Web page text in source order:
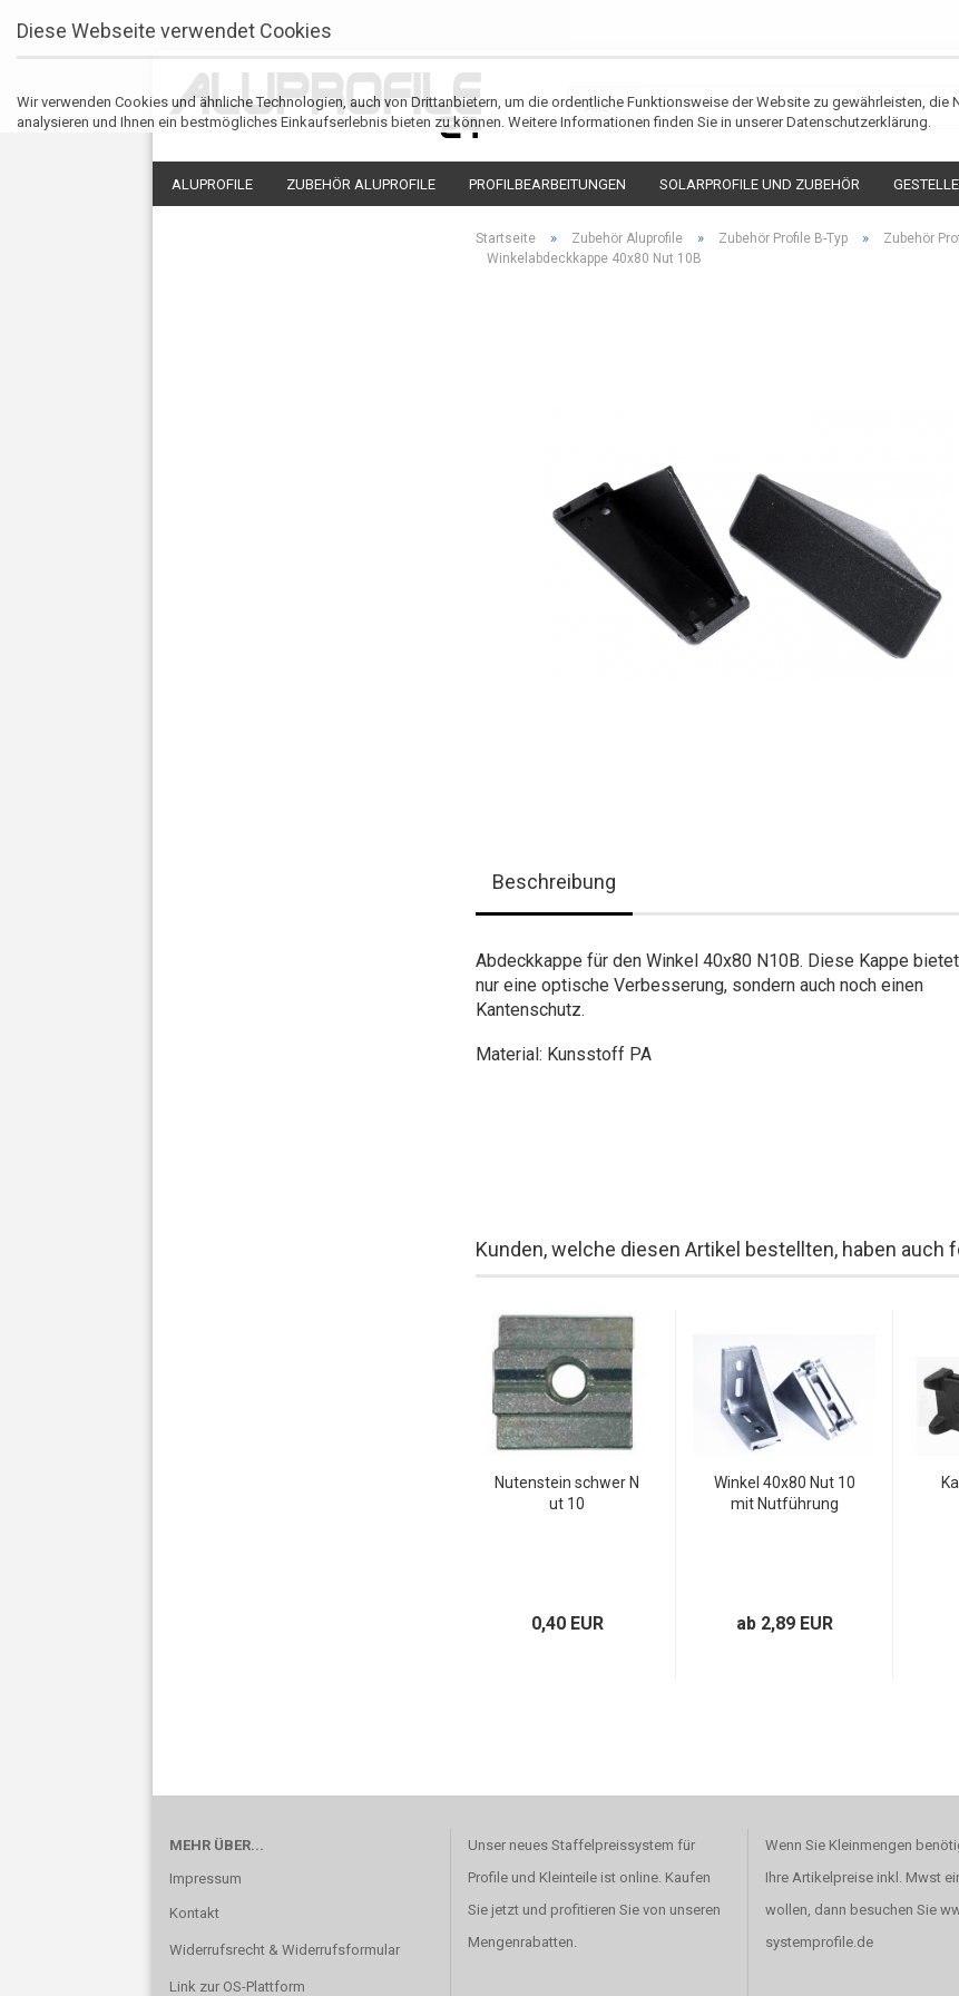
Alle
Diese Webseite verwendet Cookies
Wir verwenden Cookies und ähnliche Technologien, auch von Drittanbietern, um die ordentliche Funktionsweise der Website zu gewährleisten, die
analysieren und Ihnen ein bestmögliches Einkaufserlebnis bieten zu können. Weitere Informationen finden Sie in unserer Datenschutzerklärung.
ALUPROFILE ZUBEHÖR ALUPROFILE PROFILBEARBEITUNGEN SOLARPROFILE UND ZUBEHÖR
Startseite » Zubehör Aluprofile » Zubehör Profile B-Typ » Zubehör
Winkelabdeckkappe 40x80 Nut 10B
Beschreibung
Abdeckkappe für den Winkel 40x80 N10B. Diese Kappe
nur eine optische Verbesserung, sondern auch noch einen
Kantenschutz.
Material: Kunsstoff PA
Kunden, welche diesen Artikel bestellten, haben auch
Nutenstein schwer N
ut 10
0,40 EUR
Winkel 40x80 Nut 10
mit Nutführung
ab 2,89 EUR
MEHR ÜBER...
Impressum
Kontakt
Widerrufsrecht & Widerrufsformular
Link zur OS-Plattform
Unser neues Staffelpreissystem für
Profile und Kleinteile ist online. Kaufen
Sie jetzt und profitieren Sie von unseren
Mengenrabatten.
Wenn Sie Kleinmengen
Ihre Artikelpreise inkl. Mwst
wollen, dann besuchen Sie
systemprofile.de